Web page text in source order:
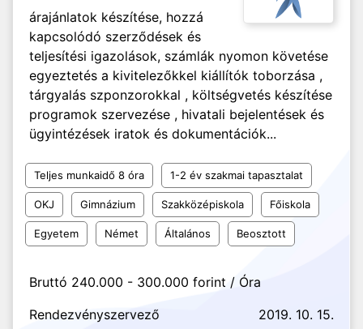
árajánlatok készítése, hozzá
kapcsolódó szerződések és
teljesítési igazolások, számlák nyomon követése
egyeztetés a kivitelezőkkel kiállítók toborzása ,
tárgyalás szponzorokkal , költségvetés készítése
programok szervezése , hivatali bejelentések és
ügyintézések iratok és dokumentációk...
Teljes munkaidő 8 óra 1-2 év szakmai tapasztalat
OKJ Gimnázium Szakközépiskola Főiskola
Egyetem Német Általános Beosztott
Bruttó 240.000 - 300.000 forint / Óra
Rendezvényszervező
2019. 10. 15.